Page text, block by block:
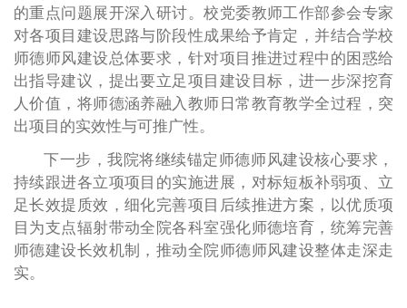
的重点问题展开深入研讨。校党委教师工作部参会专家
对各项目建设思路与阶段性成果给予肯定，并结合学校
师德师风建设总体要求，针对项目推进过程中的困惑给
出指导建议，提出要立足项目建设目标，进一步深挖育
人价值，将师德涵养融入教师日常教育教学全过程，突
出项目的实效性与可推广性。
下一步，我院将继续锚定师德师风建设核心要求，
持续跟进各立项项目的实施进展，对标短板补弱项、立
足长效提质效，细化完善项目后续推进方案，以优质项
目为支点辐射带动全院各科室强化师德培育，统筹完善
师德建设长效机制，推动全院师德师风建设整体走深走
实。